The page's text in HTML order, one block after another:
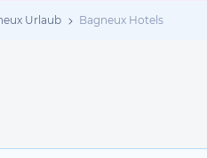
Urlaub Bagneux Hotels